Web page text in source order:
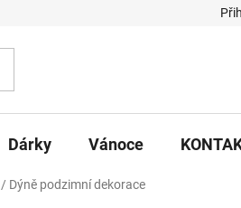
eDekor PROVOZOVNA
Dárky Vánoce
/ Dýně podzimní dekorace